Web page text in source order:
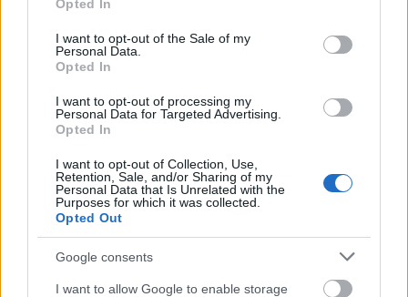
use your data for below specified purposes in below Google
consent section.
Opted In
I want to opt-out of the Sale of my
Personal Data.
Opted In
I want to opt-out of processing my
Personal Data for Targeted Advertising.
Opted In
I want to opt-out of Collection, Use,
Retention, Sale, and/or Sharing of my
Personal Data that Is Unrelated with the
Purposes for which it was collected.
Opted Out
Google consents
I want to allow Google to enable storage
posibilidades.
azar con posiciones fijas + 9 millones
Todo el mundo debe escoger 5 jugadores de su plantilla
actual para mantenerlos de cara a la nueva temporada.
Para ello deberá seleccionarlos en un botón que existe en
la sección «Alineación» antes de que se realice el cambio
de temporada.
En caso de no elegir ningún jugador, el sistema mantendrá
por defecto los 5 jugadores con más puntos en la temporada